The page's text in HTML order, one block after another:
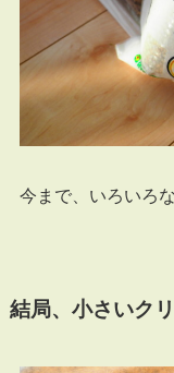
今まで、いろいろ
結局、小さいク